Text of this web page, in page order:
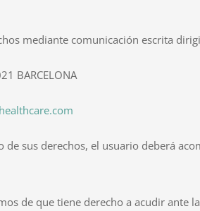
mediante comunicación escrita
BARCELONA
de sus derechos, el usuario deberá
de que tiene derecho a acudir ante